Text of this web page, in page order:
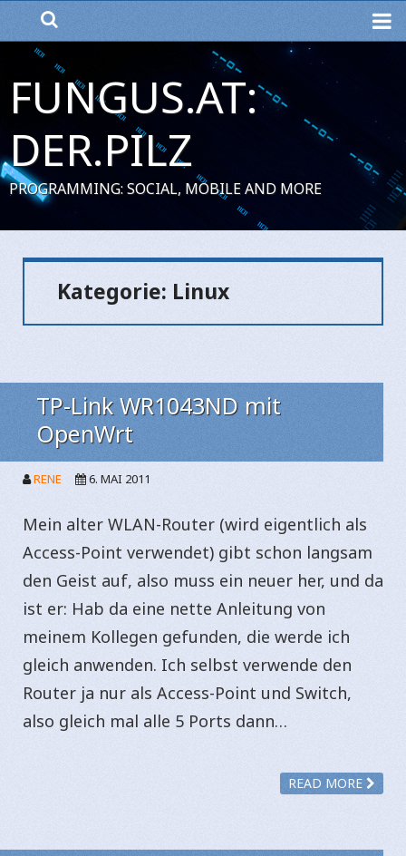
FUNGUS.AT:
DER.PILZ
PROGRAMMING: SOCIAL, MOBILE AND MORE
Kategorie: Linux
TP-Link WR1043ND mit
OpenWrt
RENE 6. MAI 2011
Mein alter WLAN-Router (wird eigentlich als
Access-Point verwendet) gibt schon langsam
den Geist auf, also muss ein neuer her, und da
ist er: Hab da eine nette Anleitung von
meinem Kollegen gefunden, die werde ich
gleich anwenden. Ich selbst verwende den
Router ja nur als Access-Point und Switch,
also gleich mal alle 5 Ports dann…
READ MORE